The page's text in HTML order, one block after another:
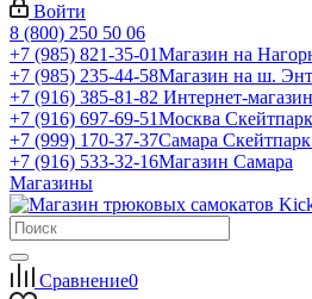
Войти
8 (800) 250 50 06
+7 (985) 821-35-01Магазин на
+7 (985) 235-44-58Магазин на ш.
+7 (916) 385-81-82 Интернет-магазин
+7 (916) 697-69-51Москва
+7 (999) 170-37-37Самара
+7 (916) 533-32-16Магазин Самара
Магазины
Сравнение0